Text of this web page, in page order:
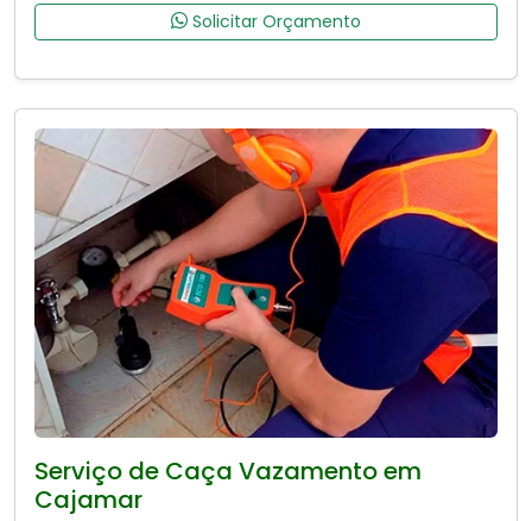
Solicitar Orçamento
Serviço de Caça Vazamento em
Cajamar